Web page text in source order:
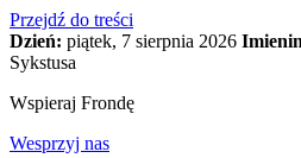
Przejdź do treści
Dzień: piątek, 7 sierpnia 2026
Sykstusa
Wspieraj Frondę
Wesprzyj nas